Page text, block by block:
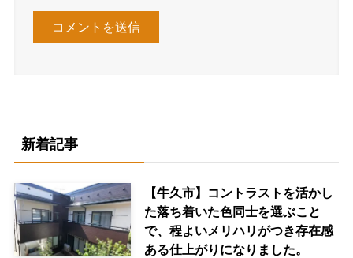
新着記事
【牛久市】コントラストを活かし
た落ち着いた色同士を選ぶこと
で、程よいメリハリがつき存在感
ある仕上がりになりました。